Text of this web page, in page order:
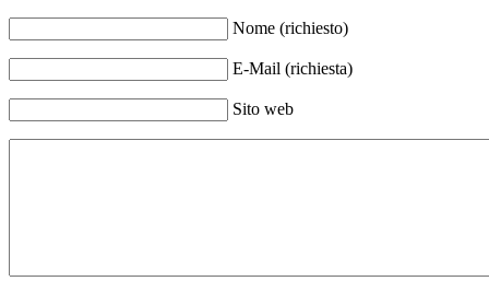
Nome (richiesto)
E-Mail (richiesta)
Sito web